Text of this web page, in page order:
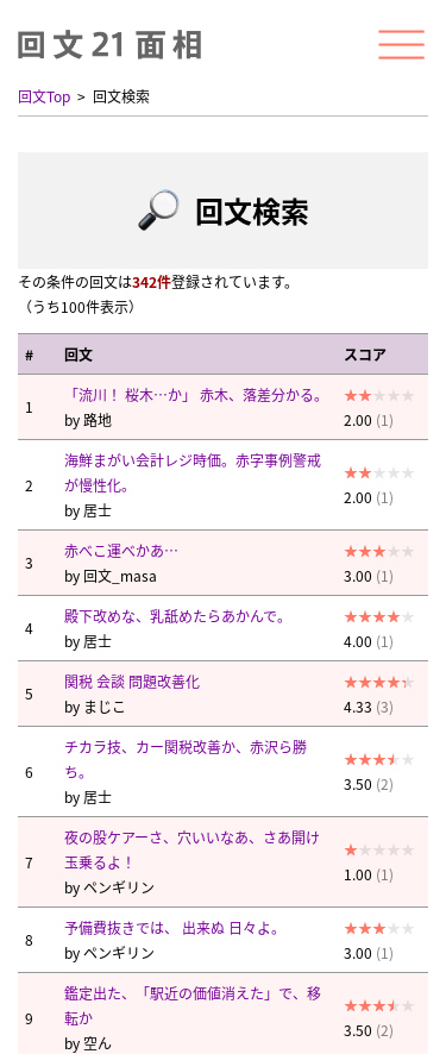
回文Top 回文検索
回文検索
その条件の回文は342件登録されています。
（うち100件表示）
# 回文 スコア
1
「流川！ 桜木…か」 赤木、落差分かる。
by 路地 2.00 (1)
2
海鮮まがい会計レジ時価。赤字事例警戒
が慢性化。
by 居士
2.00 (1)
3
赤べこ運べかあ…
by 回文_masa 3.00 (1)
4
殿下改めな、乳舐めたらあかんで。
by 居士 4.00 (1)
5
関税 会談 問題改善化
by まじこ 4.33 (3)
6
チカラ技、カー関税改善か、赤沢ら勝
ち。
by 居士
3.50 (2)
7
夜の股ケアーさ、穴いいなあ、さあ開け
玉乗るよ！
byペンギリン
1.00 (1)
8
予備費抜きでは、 出来ぬ 日々よ。
byペンギリン 3.00 (1)
9
鑑定出た、「駅近の価値消えた」で、移
転か
by 空ん
3.50 (2)